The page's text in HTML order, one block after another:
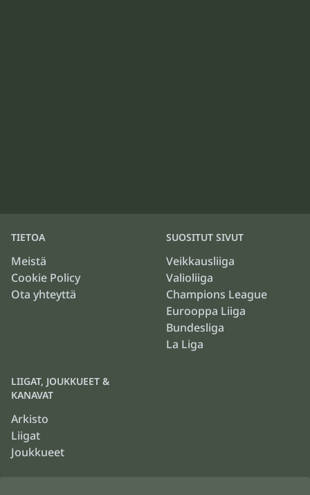
TIETOA
Meistä
Cookie Policy
Ota yhteyttä
SUOSITUT SIVUT
Veikkausliiga
Valioliiga
Champions League
Eurooppa Liiga
Bundesliga
La Liga
LIIGAT, JOUKKUEET &
KANAVAT
Arkisto
Liigat
Joukkueet